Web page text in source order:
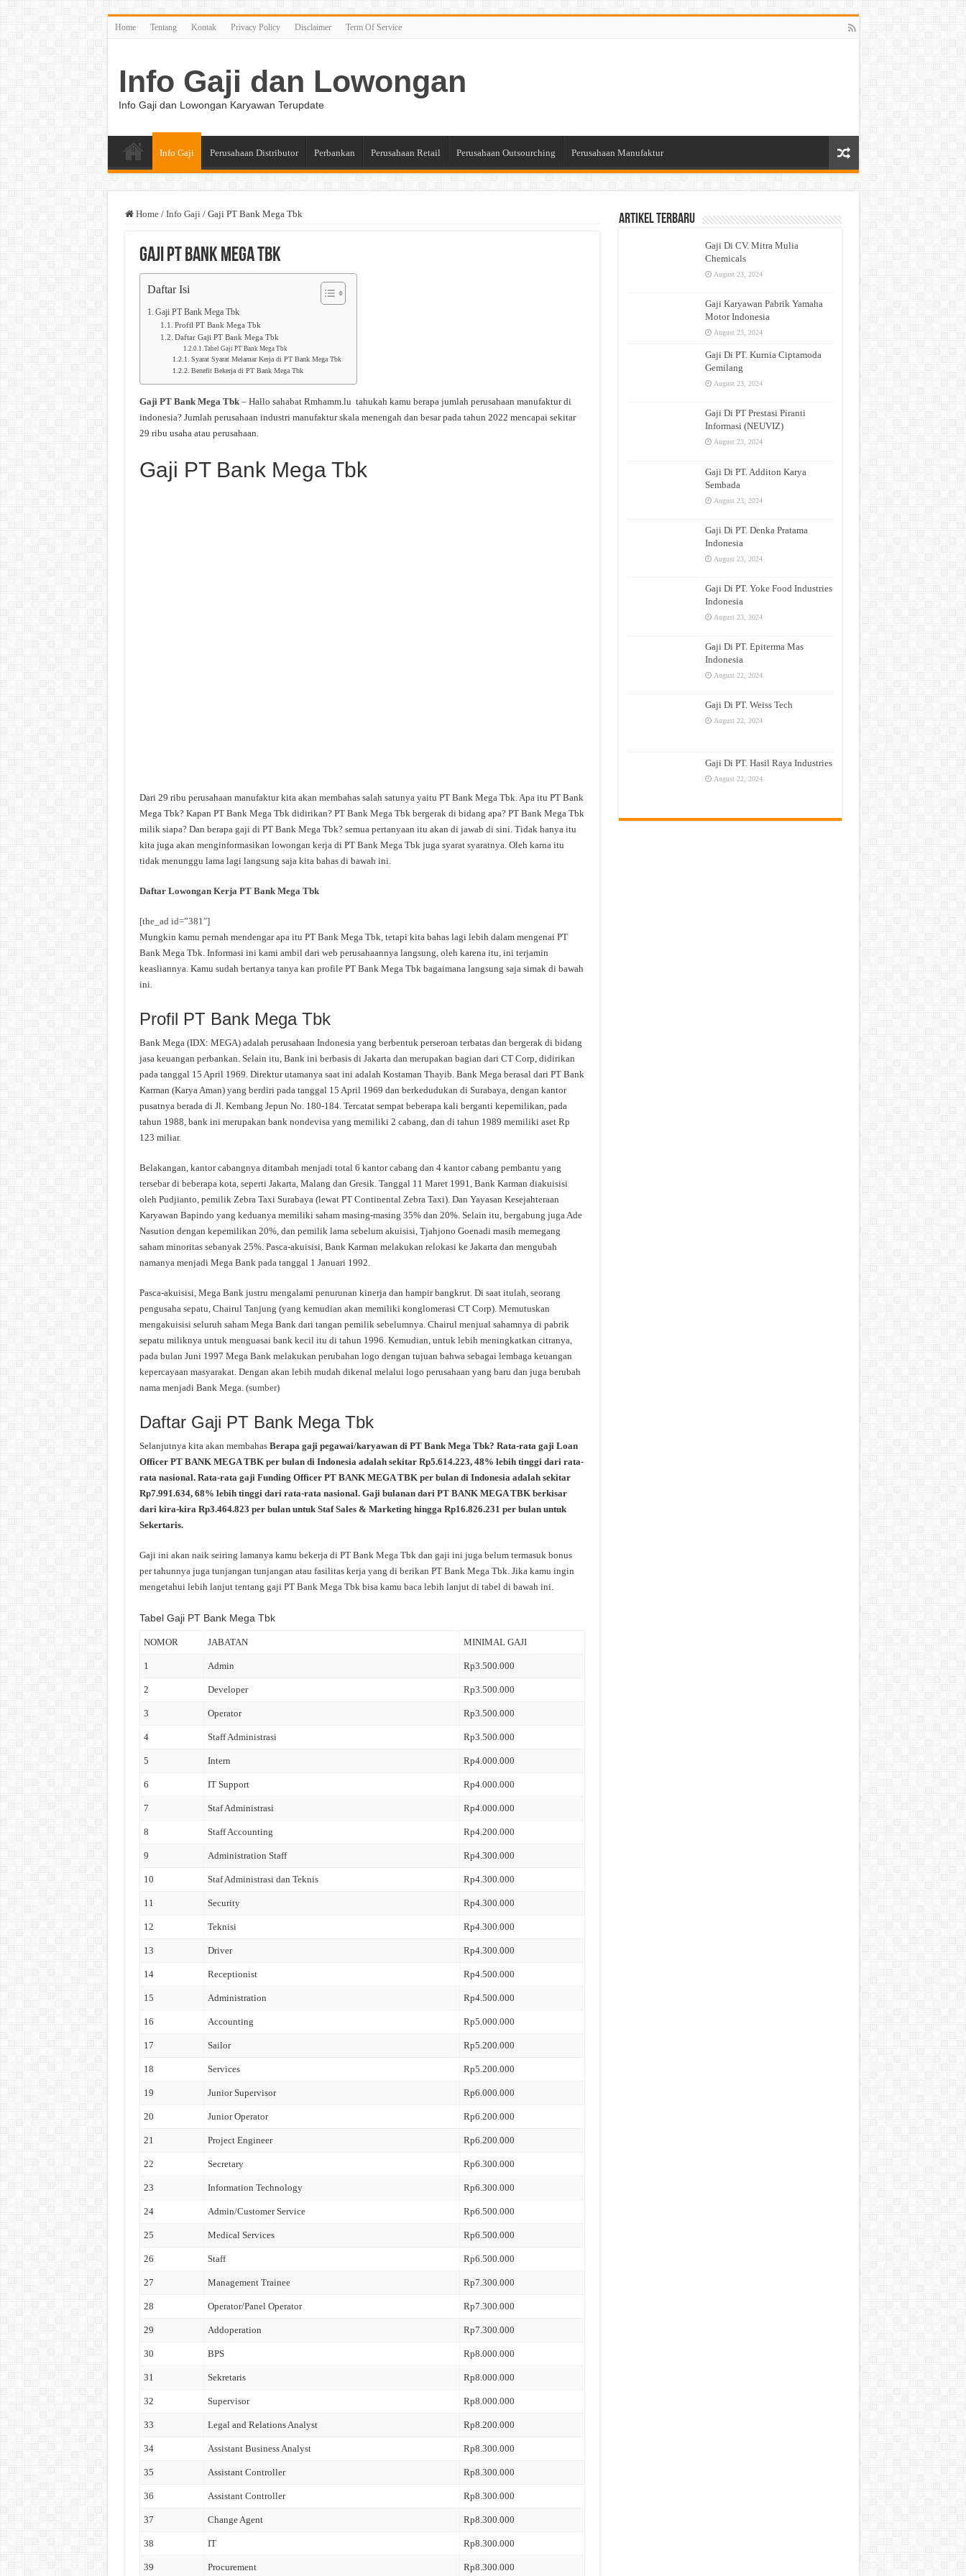
Home Tentang Kontak Privacy Policy Disclaimer Term Of Service
Info Gaji dan Lowongan
Info Gaji dan Lowongan Karyawan Terupdate
Info Gaji Perusahaan Distributor Perbankan Perusahaan Retail Perusahaan Outsourching Perusahaan Manufaktur
Home / Info Gaji / Gaji PT Bank Mega Tbk
Gaji PT Bank Mega Tbk
Daftar Isi
Gaji PT Bank Mega Tbk
Profil PT Bank Mega Tbk
Daftar Gaji PT Bank Mega Tbk
Tabel Gaji PT Bank Mega Tbk
Syarat Syarat Melamar Kerja di PT Bank Mega Tbk
Benefit Bekerja di PT Bank Mega Tbk
Gaji PT Bank Mega Tbk– Hallo sahabat Rmhamm.lu tahukah kamu berapa jumlah perusahaan manufaktur di
indonesia? Jumlah perusahaan industri manufaktur skala menengah dan besar pada tahun 2022 mencapai sekitar
29 ribu usaha atau perusahaan.
Gaji PT Bank Mega Tbk
Dari 29 ribu perusahaan manufaktur kita akan membahas salah satunya yaitu PT Bank Mega Tbk. Apa itu PT Bank
Mega Tbk? Kapan PT Bank Mega Tbk didirikan? PT Bank Mega Tbk bergerak di bidang apa? PT Bank Mega Tbk
milik siapa? Dan berapa gaji di PT Bank Mega Tbk? semua pertanyaan itu akan di jawab di sini. Tidak hanya itu
kita juga akan menginformasikan lowongan kerja di PT Bank Mega Tbk juga syarat syaratnya. Oleh karna itu
tidak menunggu lama lagi langsung saja kita bahas di bawah ini.
Daftar Lowongan Kerja PT Bank Mega Tbk
[the_ad id=”381″]
Mungkin kamu pernah mendengar apa itu PT Bank Mega Tbk, tetapi kita bahas lagi lebih dalam mengenai PT
Bank Mega Tbk. Informasi ini kami ambil dari web perusahaannya langsung, oleh karena itu, ini terjamin
keasliannya. Kamu sudah bertanya tanya kan profile PT Bank Mega Tbk bagaimana langsung saja simak di bawah
ini.
Profil PT Bank Mega Tbk
Bank Mega (IDX: MEGA) adalah perusahaan Indonesia yang berbentuk perseroan terbatas dan bergerak di bidang
jasa keuangan perbankan. Selain itu, Bank ini berbasis di Jakarta dan merupakan bagian dari CT Corp, didirikan
pada tanggal 15 April 1969. Direktur utamanya saat ini adalah Kostaman Thayib. Bank Mega berasal dari PT Bank
Karman (Karya Aman) yang berdiri pada tanggal 15 April 1969 dan berkedudukan di Surabaya, dengan kantor
pusatnya berada di Jl. Kembang Jepun No. 180-184. Tercatat sempat beberapa kali berganti kepemilikan, pada
tahun 1988, bank ini merupakan bank nondevisa yang memiliki 2 cabang, dan di tahun 1989 memiliki aset Rp
123 miliar.
Belakangan, kantor cabangnya ditambah menjadi total 6 kantor cabang dan 4 kantor cabang pembantu yang
tersebar di beberapa kota, seperti Jakarta, Malang dan Gresik. Tanggal 11 Maret 1991, Bank Karman diakuisisi
oleh Pudjianto, pemilik Zebra Taxi Surabaya (lewat PT Continental Zebra Taxi). Dan Yayasan Kesejahteraan
Karyawan Bapindo yang keduanya memiliki saham masing-masing 35% dan 20%. Selain itu, bergabung juga Ade
Nasution dengan kepemilikan 20%, dan pemilik lama sebelum akuisisi, Tjahjono Goenadi masih memegang
saham minoritas sebanyak 25%. Pasca-akuisisi, Bank Karman melakukan relokasi ke Jakarta dan mengubah
namanya menjadi Mega Bank pada tanggal 1 Januari 1992.
Pasca-akuisisi, Mega Bank justru mengalami penurunan kinerja dan hampir bangkrut. Di saat itulah, seorang
pengusaha sepatu, Chairul Tanjung (yang kemudian akan memiliki konglomerasi CT Corp). Memutuskan
mengakuisisi seluruh saham Mega Bank dari tangan pemilik sebelumnya. Chairul menjual sahamnya di pabrik
sepatu miliknya untuk menguasai bank kecil itu di tahun 1996. Kemudian, untuk lebih meningkatkan citranya,
pada bulan Juni 1997 Mega Bank melakukan perubahan logo dengan tujuan bahwa sebagai lembaga keuangan
kepercayaan masyarakat. Dengan akan lebih mudah dikenal melalui logo perusahaan yang baru dan juga berubah
nama menjadi Bank Mega. (sumber)
Daftar Gaji PT Bank Mega Tbk
Selanjutnya kita akan membahas Berapa gaji pegawai/karyawan di PT Bank Mega Tbk? Rata-rata gaji Loan
Officer PT BANK MEGA TBK per bulan di Indonesia adalah sekitar Rp5.614.223, 48% lebih tinggi dari rata-
rata nasional. Rata-rata gaji Funding Officer PT BANK MEGA TBK per bulan di Indonesia adalah sekitar
Rp7.991.634, 68% lebih tinggi dari rata-rata nasional. Gaji bulanan dari PT BANK MEGA TBK berkisar
dari kira-kira Rp3.464.823 per bulan untuk Staf Sales & Marketing hingga Rp16.826.231 per bulan untuk
Sekertaris.
Gaji ini akan naik seiring lamanya kamu bekerja di PT Bank Mega Tbk dan gaji ini juga belum termasuk bonus
per tahunnya juga tunjangan tunjangan atau fasilitas kerja yang di berikan PT Bank Mega Tbk. Jika kamu ingin
mengetahui lebih lanjut tentang gaji PT Bank Mega Tbk bisa kamu baca lebih lanjut di tabel di bawah ini.
Tabel Gaji PT Bank Mega Tbk
NOMOR JABATAN MINIMAL GAJI
1 Admin Rp3.500.000
2 Developer Rp3.500.000
3 Operator Rp3.500.000
4 Staff Administrasi Rp3.500.000
5 Intern Rp4.000.000
6 IT Support Rp4.000.000
7 Staf Administrasi Rp4.000.000
8 Staff Accounting Rp4.200.000
9 Administration Staff Rp4.300.000
10 Staf Administrasi dan Teknis Rp4.300.000
11 Security Rp4.300.000
12 Teknisi Rp4.300.000
13 Driver Rp4.300.000
14 Receptionist Rp4.500.000
15 Administration Rp4.500.000
16 Accounting Rp5.000.000
17 Sailor Rp5.200.000
18 Services Rp5.200.000
19 Junior Supervisor Rp6.000.000
20 Junior Operator Rp6.200.000
21 Project Engineer Rp6.200.000
22 Secretary Rp6.300.000
23 Information Technology Rp6.300.000
24 Admin/Customer Service Rp6.500.000
25 Medical Services Rp6.500.000
26 Staff Rp6.500.000
27 Management Trainee Rp7.300.000
28 Operator/Panel Operator Rp7.300.000
29 Addoperation Rp7.300.000
30 BPS Rp8.000.000
31 Sekretaris Rp8.000.000
32 Supervisor Rp8.000.000
33 Legal and Relations Analyst Rp8.200.000
34 Assistant Business Analyst Rp8.300.000
35 Assistant Controller Rp8.300.000
36 Assistant Controller Rp8.300.000
37 Change Agent Rp8.300.000
38 IT Rp8.300.000
39 Procurement Rp8.300.000
Artikel Terbaru
Gaji Di CV. Mitra Mulia
Chemicals
August 23, 2024
Gaji Karyawan Pabrik Yamaha
Motor Indonesia
August 23, 2024
Gaji Di PT. Kurnia Ciptamoda
Gemilang
August 23, 2024
Gaji Di PT Prestasi Piranti
Informasi (NEUVIZ)
August 23, 2024
Gaji Di PT. Additon Karya
Sembada
August 23, 2024
Gaji Di PT. Denka Pratama
Indonesia
August 23, 2024
Gaji Di PT. Yoke Food Industries
Indonesia
August 23, 2024
Gaji Di PT. Epiterma Mas
Indonesia
August 22, 2024
Gaji Di PT. Weiss Tech
August 22, 2024
Gaji Di PT. Hasil Raya Industries
August 22, 2024